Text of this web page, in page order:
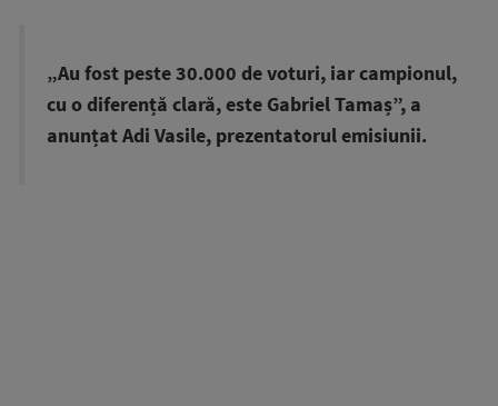
„Au fost peste 30.000 de voturi, iar campionul,
cu o diferență clară, este Gabriel Tamaș”, a
anunțat Adi Vasile, prezentatorul emisiunii.